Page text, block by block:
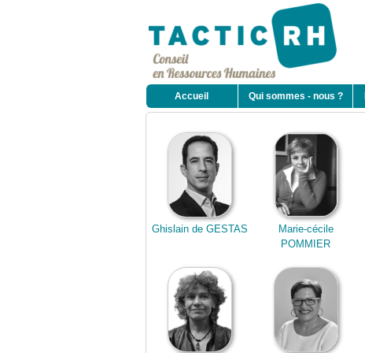
Ghislain de GESTAS
Marie-cécile
POMMIER
Accueil Qui sommes - nous ?